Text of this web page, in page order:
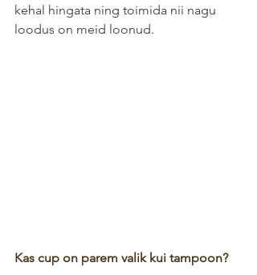
kehal hingata ning toimida nii nagu
loodus on meid loonud.
Kas cup on parem valik kui tampoon?